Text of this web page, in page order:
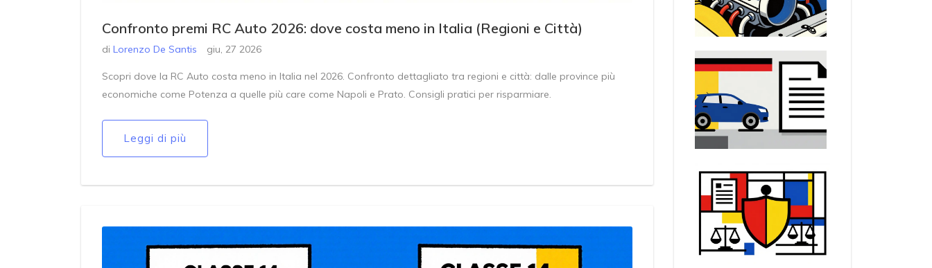
Confronto premi RC Auto 2026: dove costa meno in Italia (Regioni e Città)
di Lorenzo De Santis giu, 27 2026
Scopri dove la RC Auto costa meno in Italia nel 2026. Confronto dettagliato tra regioni e città: dalle province più
economiche come Potenza a quelle più care come Napoli e Prato. Consigli pratici per risparmiare.
Leggi di più